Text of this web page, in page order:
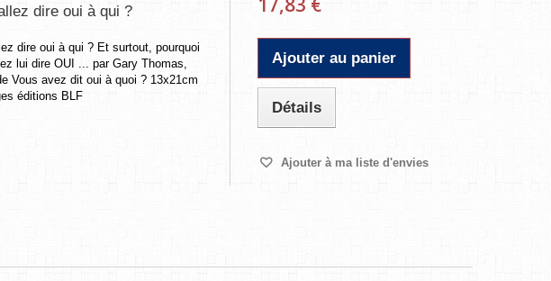
dire oui à qui ?
dire oui à qui ? Et surtout, pourquoi
lui dire OUI ... par Gary Thomas,
Vous avez dit oui à quoi ? 13x21cm
éditions BLF
Ajouter au panier
Détails
Ajouter à ma liste d'envies